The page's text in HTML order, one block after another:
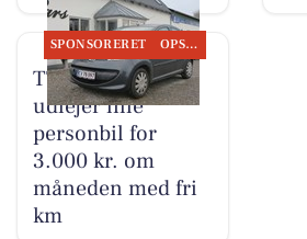
SPONSORERET OPSLAGSTAVLEN
TT CARS ApS
udlejer lille
personbil for
3.000 kr. om
måneden med fri
km